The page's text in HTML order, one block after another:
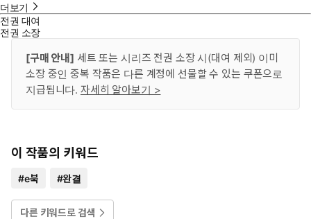
더보기
전권 대여
전권 소장
[구매 안내] 세트 또는 시리즈 전권 소장 시(대여 제외) 이미
소장 중인 중복 작품은 다른 계정에 선물할 수 있는 쿠폰으로
지급됩니다. 자세히 알아보기 >
이 작품의 키워드
#e북 #완결
다른 키워드로 검색